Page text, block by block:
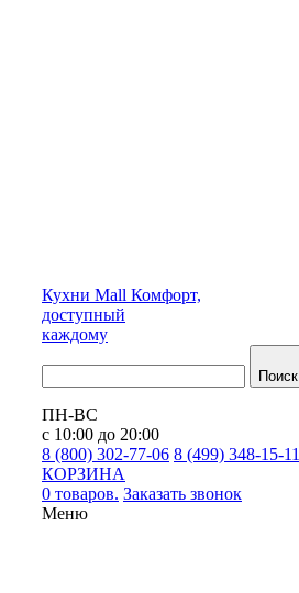
Кухни Mall Комфорт,
доступный
каждому
Поиск
ПН-ВС
с 10:00 до 20:00
8 (800) 302-77-06 8 (499) 348-15-11
КОРЗИНА
0 товаров. Заказать звонок
Меню